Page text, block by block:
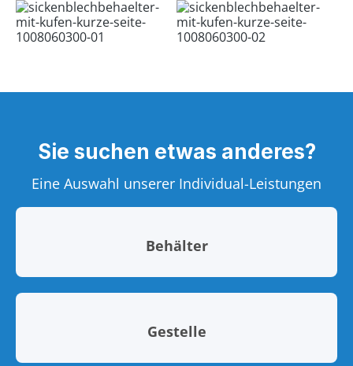
Sie suchen etwas anderes?
Eine Auswahl unserer Individual-Leistungen
Behälter
Gestelle